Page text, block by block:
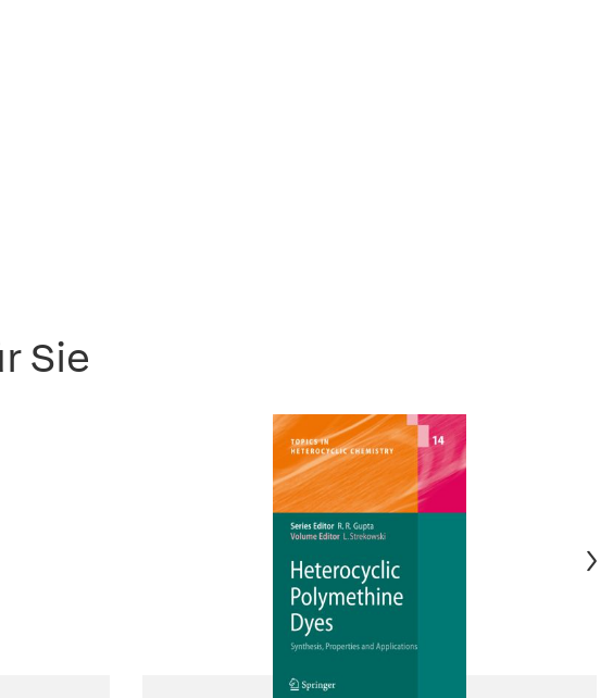
Sie